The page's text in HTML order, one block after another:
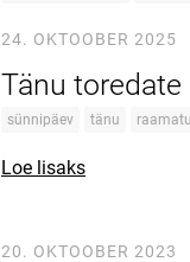
24. OKTOOBER 2025
Tänu
sünnipäev tänu
Loe lisaks
20. OKTOOBER 2023